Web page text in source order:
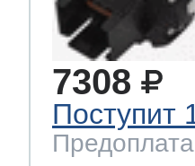
7308
Поступит